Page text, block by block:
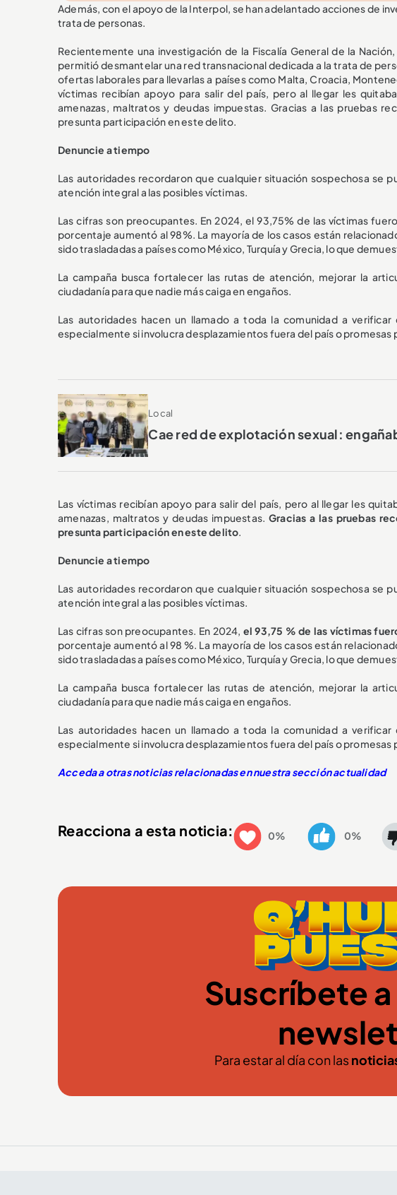
Además, con el apoyo de la Interpol, se han adelantado acciones de
trata de personas.
Recientemente una investigación de la Fiscalía General de la
permitió desmantelar una red transnacional dedicada a la trata de
ofertas laborales para llevarlas a países como Malta, Croacia,
víctimas recibían apoyo para salir del país, pero al llegar les
amenazas, maltratos y deudas impuestas. Gracias a las pruebas
presunta participación en este delito.
Denuncie a tiempo
Las autoridades recordaron que cualquier situación sospechosa se
atención integral a las posibles víctimas.
Las cifras son preocupantes. En 2024, el 93,75% de las víctimas
porcentaje aumentó al 98%. La mayoría de los casos están
sido trasladadas a países como México, Turquía y Grecia, lo que
La campaña busca fortalecer las rutas de atención, mejorar la
ciudadanía para que nadie más caiga en engaños.
Las autoridades hacen un llamado a toda la comunidad a
especialmente si involucra desplazamientos fuera del país o promesas
Local
Cae red de explotación sexual:
Las víctimas recibían apoyo para salir del país, pero al llegar les
amenazas, maltratos y deudas impuestas. Gracias a las pruebas
presunta participación en este delito.
Denuncie a tiempo
Las autoridades recordaron que cualquier situación sospechosa se
atención integral a las posibles víctimas.
Las cifras son preocupantes. En 2024, el 93,75 % de las víctimas
porcentaje aumentó al 98 %. La mayoría de los casos están
sido trasladadas a países como México, Turquía y Grecia, lo que
La campaña busca fortalecer las rutas de atención, mejorar la
ciudadanía para que nadie más caiga en engaños.
Las autoridades hacen un llamado a toda la comunidad a
especialmente si involucra desplazamientos fuera del país o promesas
Acceda a otras noticias relacionadas en nuestra sección actualidad
Reacciona a esta noticia: 0% 0%
Suscríbete
Para estar al día con las